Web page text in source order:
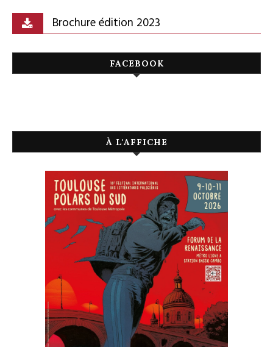
Brochure édition 2023
FACEBOOK
À L'AFFICHE